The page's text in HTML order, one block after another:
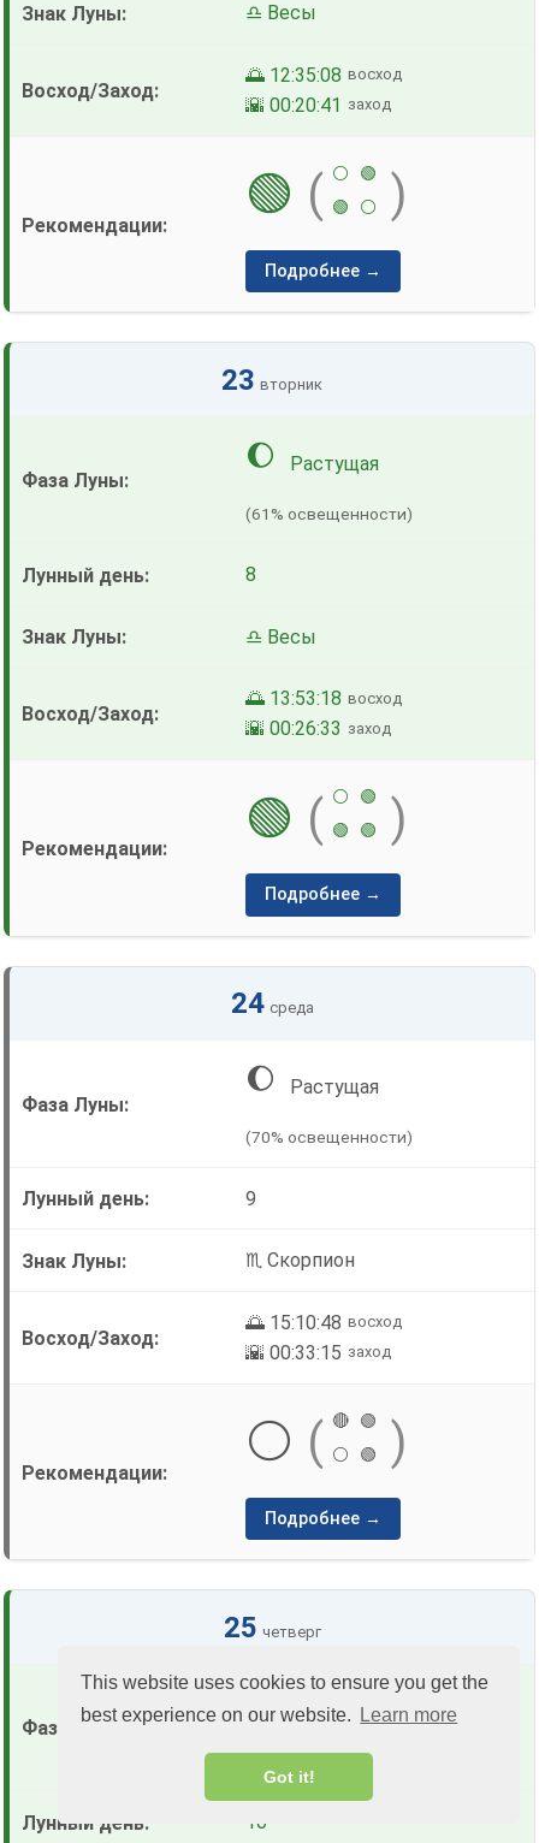
This website uses cookies to ensure you get the
best experience on our website.
Learn more
Got it!
♎ Весы
🌅 12:35:08 восход
🌇 00:20:41 заход
🟢 ( ⚪
🟢
🟢
⚪ )
Подробнее →
23 вторник
🌔 Растущая
(61% освещенности)
8
♎ Весы
🌅 13:53:18 восход
🌇 00:26:33 заход
🟢 ( ⚪
🟢
🟢
🟢 )
Подробнее →
24 среда
🌔 Растущая
(70% освещенности)
9
♏ Скорпион
🌅 15:10:48 восход
🌇 00:33:15 заход
⚪ ( 🔴
🟢
⚪
🟢 )
Подробнее →
25 четверг
🌔 Растущая
(79% освещенности)
10